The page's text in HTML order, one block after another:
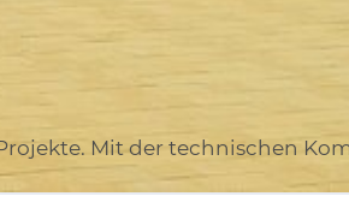
Mit der technischen